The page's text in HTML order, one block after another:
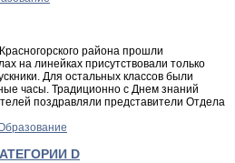
района прошли
на линейках присутствовали только
Для остальных классов были
часы. Традиционно с Днем знаний
поздравляли представители Отдела
D